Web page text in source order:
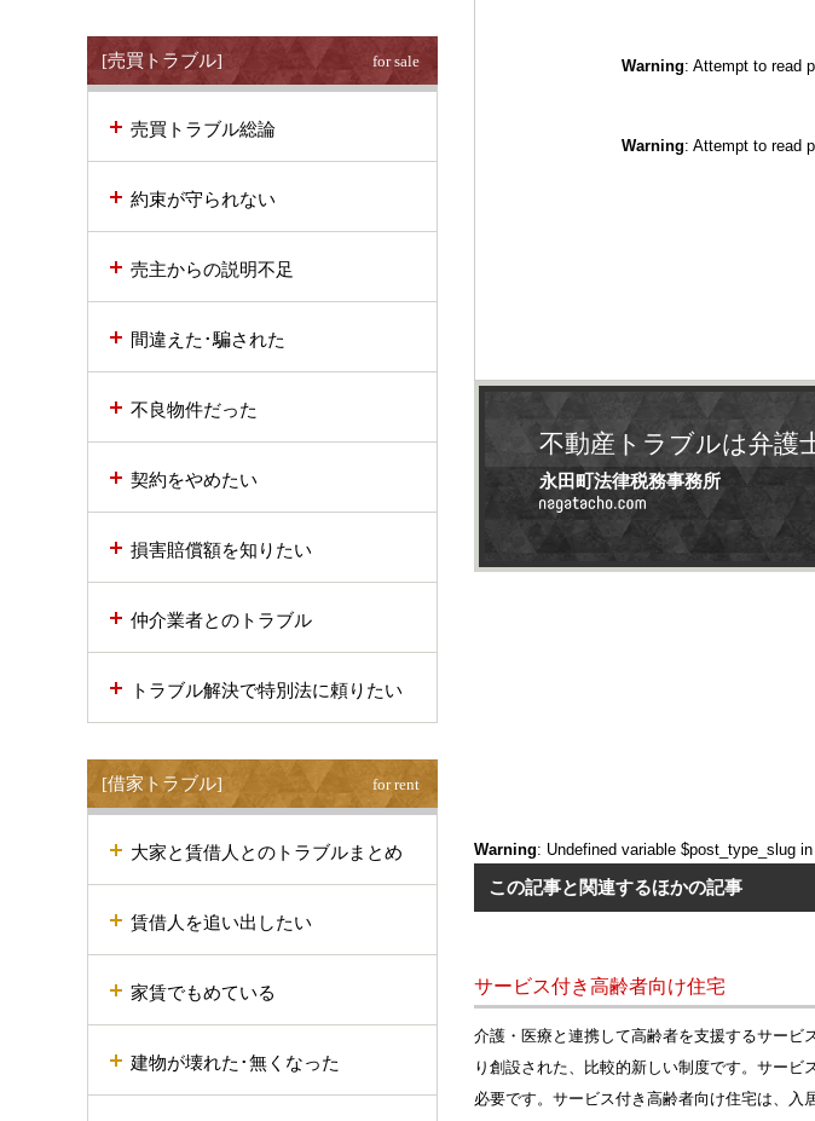
Warning: Attempt to read
Warning: Attempt to read
不動産トラブルは弁護
永田町法律税務事務所
Warning: Undefined variable $post_type_slug in
この記事と関連するほかの記事
サービス付き高齢者向け住宅
介護・医療と連携して高齢者を支援するサービ
り創設された、比較的新しい制度です。サー
必要です。サービス付き高齢者向け住宅は、
[売買トラブル] for sale
売買トラブル総論
約束が守られない
売主からの説明不足
間違えた･騙された
不良物件だった
契約をやめたい
損害賠償額を知りたい
仲介業者とのトラブル
トラブル解決で特別法に頼りたい
[借家トラブル] for rent
大家と賃借人とのトラブルまとめ
賃借人を追い出したい
家賃でもめている
建物が壊れた･無くなった